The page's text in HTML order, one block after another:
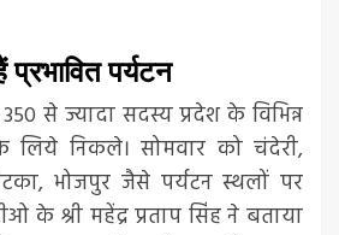
प्रभावित पर्यटन
से ज्यादा सदस्य प्रदेश के विभिन्न
लिये निकले। सोमवार को चंदेरी,
भोजपुर जैसे पर्यटन स्थलों पर
के श्री महेंद्र प्रताप सिंह ने बताया